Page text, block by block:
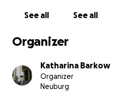
können wir allein nicht
➡️ Darum bitten wir euch um
zählt, um das Trainingslager
Wiederaufbau zu
✅ Teilt diesen Aufruf mit
See all See all
Organizer
Katharina Barkow
Organizer
Neuburg